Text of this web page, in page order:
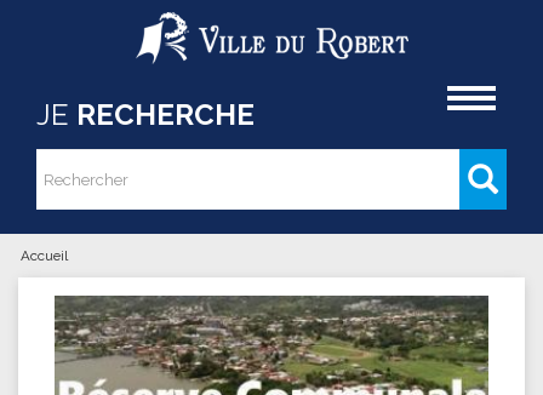
Aller au contenu principal
JE RECHERCHE
Formulaire de recherche
Rechercher
Vous êtes ici
Accueil